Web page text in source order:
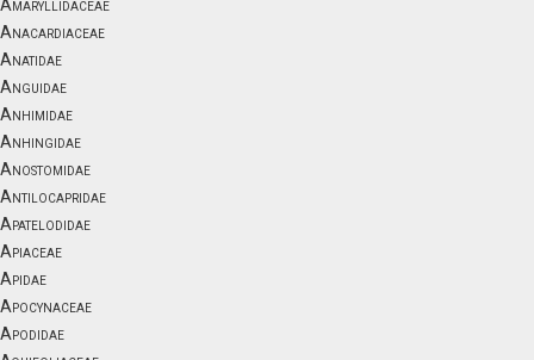
Amaryllidaceae
Anacardiaceae
Anatidae
Anguidae
Anhimidae
Anhingidae
Anostomidae
Antilocapridae
Apatelodidae
Apiaceae
Apidae
Apocynaceae
Apodidae